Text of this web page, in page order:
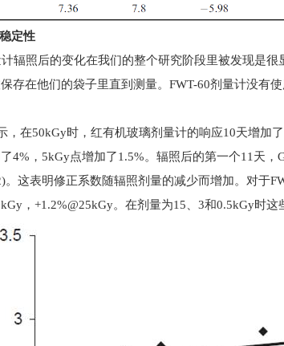
定性
辐照后的变化在我们的整个研究阶段里被发现是
存在他们的袋子里直到测量。FWT-60剂量计没有使
在50kGy时，红有机玻璃剂量计的响应10天增加
4%，5kGy点增加了1.5%。辐照后的第一个11天
。这表明修正系数随辐照剂量的减少而增加。对于
，+1.2%@25kGy。在剂量为15、3和0.5kGy时